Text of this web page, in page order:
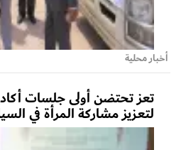
أخبار محلية
تعز تحتضن أولى جلسات
لتعزيز مشاركة المرأة في